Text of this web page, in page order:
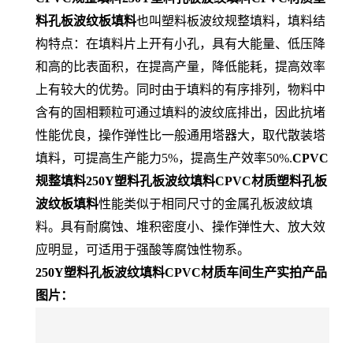
料孔板波纹板填料也叫塑料板波纹规整填料，填料结
构特点：在填料片上开有小孔，具有大能量、低压降
和高的比表面积，在提高产量，降低能耗，提高效率
上有较大的优势。同时由于填料的有序排列，物料中
含有的固相颗粒可通过填料的波纹底排出，因此抗堵
性能优良，操作弹性比一般通用塔器大，取代散装塔
填料，可提高生产能力5%，提高生产效率50%.CPVC
规整填料250Y塑料孔板波纹填料CPVC材质塑料孔板
波纹板填料性能类似于相同尺寸的金属孔板波紋填
料。具有耐腐蚀、堆积密度小、操作弹性大、放大效
应明显，可适用于强酸等腐蚀性物系。
250Y塑料孔板波纹填料CPVC材质车间生产实拍产品
图片：